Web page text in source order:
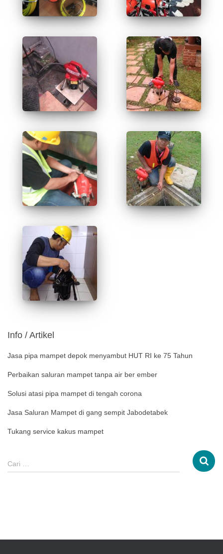
Info / Artikel
Jasa pipa mampet depok menyambut HUT RI ke 75 Tahun
Perbaikan saluran mampet tanpa air ber ember
Solusi atasi pipa mampet di tengah corona
Jasa Saluran Mampet di gang sempit Jabodetabek
Tukang service kakus mampet
Cari …